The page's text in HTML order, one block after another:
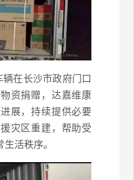
在长沙市政府门口
资捐赠，达嘉维康
展，持续提供必要
灾区重建，帮助受
活秩序。